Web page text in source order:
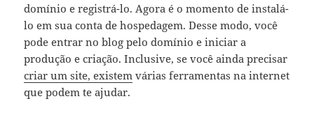
domínio e registrá-lo. Agora é o momento de instalá-
lo em sua conta de hospedagem. Desse modo, você
pode entrar no blog pelo domínio e iniciar a
produção e criação. Inclusive, se você ainda precisar
criar um site, existem várias ferramentas na internet
que podem te ajudar.